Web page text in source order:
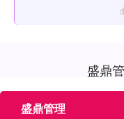
盛鼎
盛鼎管理